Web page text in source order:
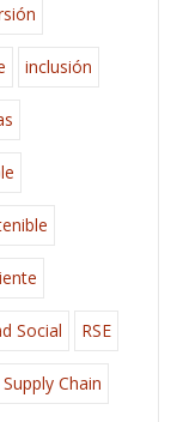
inclusión
Social RSE
Supply Chain